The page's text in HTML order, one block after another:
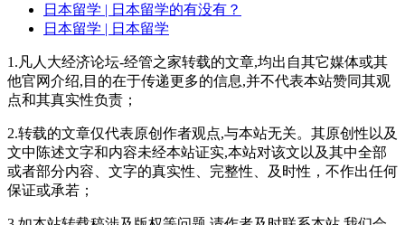
日本留学 | 日本留学的有没有？
日本留学 | 日本留学
1.凡人大经济论坛-经管之家转载的文章,均出自其它媒体或其
他官网介绍,目的在于传递更多的信息,并不代表本站赞同其观
点和其真实性负责；
2.转载的文章仅代表原创作者观点,与本站无关。其原创性以及
文中陈述文字和内容未经本站证实,本站对该文以及其中全部
或者部分内容、文字的真实性、完整性、及时性，不作出任何
保证或承若；